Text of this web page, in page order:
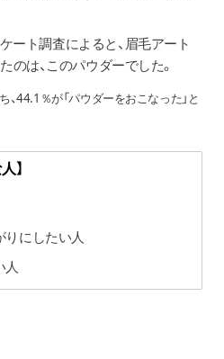
ート調査によると、眉毛アート
は、このパウダーでした。
44.1％が「パウダーをおこなった」と
】
りにしたい人
人